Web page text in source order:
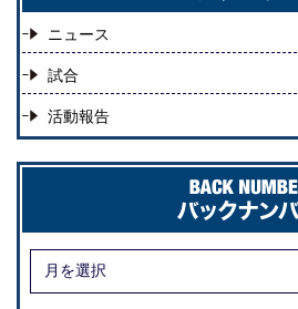
ニュース
試合
活動報告